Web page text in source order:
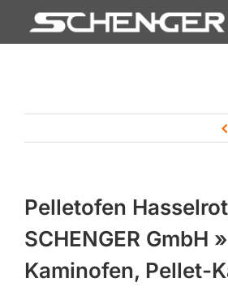
Inhalt
HÄNDLERSUCHE
UNTERNEHMEN
PROFIL
Pelletofen
SCHENGER GmbH »
Kaminofen, Pellet-